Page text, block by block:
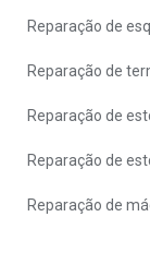
Reparação de
Reparação de
Reparação de
Reparação de
Reparação de